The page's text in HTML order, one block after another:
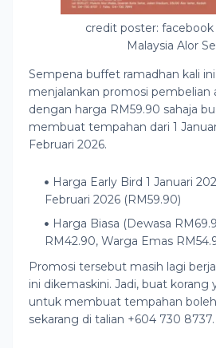
credit poster:
Malaysia Alor
Sempena buffet ramadhan kali
menjalankan promosi pembelian
dengan harga RM59.90 sahaja
membuat tempahan dari 1
Februari 2026.
Harga Early Bird 1 Januari
Februari 2026 (RM59.90)
Harga Biasa (Dewasa
RM42.90, Warga Emas
Promosi tersebut masih lagi
ini dikemaskini. Jadi, buat
untuk membuat tempahan
sekarang di talian +604 730 8737.